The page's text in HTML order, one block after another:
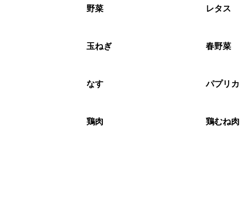
※日持ちは目安です。
野菜 レタス
玉ねぎ 春野菜
なす パプリカ
鶏肉 鶏むね肉